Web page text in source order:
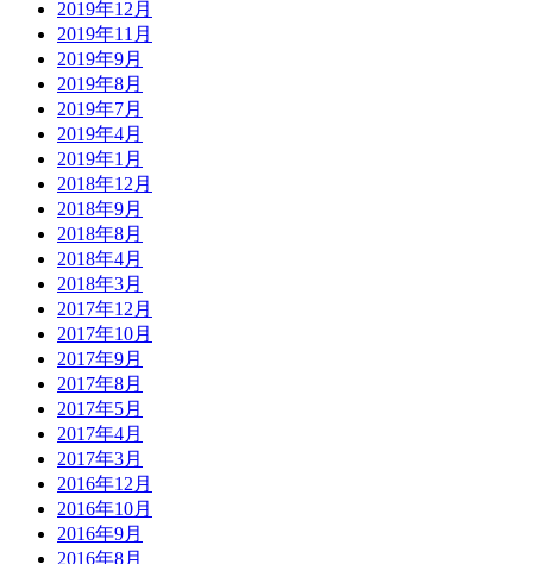
2019年12月
2019年11月
2019年9月
2019年8月
2019年7月
2019年4月
2019年1月
2018年12月
2018年9月
2018年8月
2018年4月
2018年3月
2017年12月
2017年10月
2017年9月
2017年8月
2017年5月
2017年4月
2017年3月
2016年12月
2016年10月
2016年9月
2016年8月